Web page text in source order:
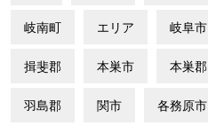
岐南町 エリア 岐阜市
揖斐郡 本巣市 本巣郡
羽島郡 関市 各務原市